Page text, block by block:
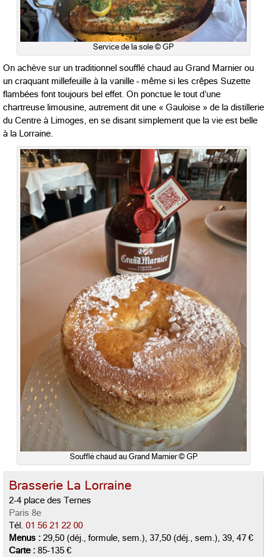
Service de la sole © GP
On achève sur un traditionnel soufflé chaud au Grand Marnier ou
un craquant millefeuille à la vanille – même si les crêpes Suzette
flambées font toujours bel effet. On ponctue le tout d’une
chartreuse limousine, autrement dit une « Gauloise » de la distillerie
du Centre à Limoges, en se disant simplement que la vie est belle
à la Lorraine.
Soufflé chaud au Grand Marnier © GP
Brasserie La Lorraine
2-4 place des Ternes
Paris 8e
Tél. 01 56 21 22 00
Menus : 29,50 (déj., formule, sem.), 37,50 (déj., sem.), 39, 47 €
Carte : 85-135 €